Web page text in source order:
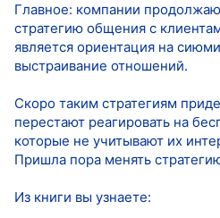
Главное: компании
стратегию общения с
является ориентация на
выстраивание отношений.
Скоро таким стратегиям
перестают реагировать на
которые не учитывают их
Пришла пора менять
Из книги вы узнаете: